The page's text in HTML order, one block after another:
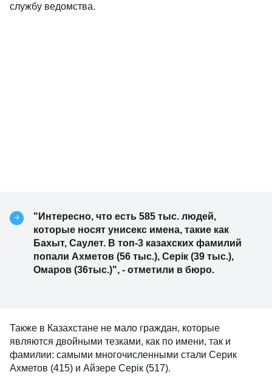
службу ведомства.
"Интересно, что есть 585 тыс. людей,
которые носят унисекс имена, такие как
Бахыт, Саулет. В топ-3 казахских фамилий
попали Ахметов (56 тыс.), Серік (39 тыс.),
Омаров (36тыс.)", - отметили в бюро.
Также в Казахстане не мало граждан, которые
являются двойными тезками, как по имени, так и
фамилии: самыми многочисленными стали Серик
Ахметов (415) и Айзере Серік (517).